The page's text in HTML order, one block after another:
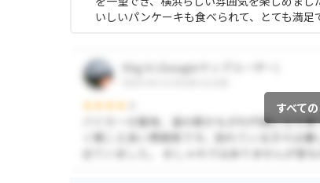
いしいパンケーキも食べられて、とても満足
すべて